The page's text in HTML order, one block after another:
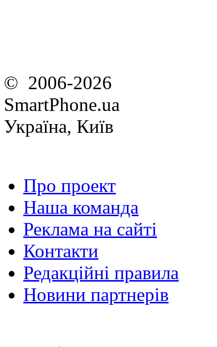
© 2006-2026
SmartPhone.ua
Україна, Київ
Про проект
Наша команда
Реклама на сайті
Контакти
Редакційні правила
Новини партнерів